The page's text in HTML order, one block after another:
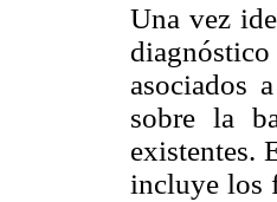
Una vez
asociados
sobre la
existentes.
incluye los